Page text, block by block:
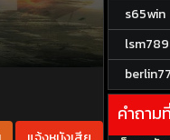
s65win
คำถา